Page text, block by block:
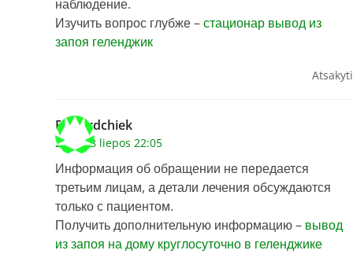
наблюдение.
Изучить вопрос глубже –стационар вывод из
запоя геленджик
Atsakyti
Richardchiek
2026 28 liepos 22:05
Информация об обращении не передается
третьим лицам, а детали лечения обсуждаются
только с пациентом.
Получить дополнительную информацию – вывод
из запоя на дому круглосуточно в геленджике